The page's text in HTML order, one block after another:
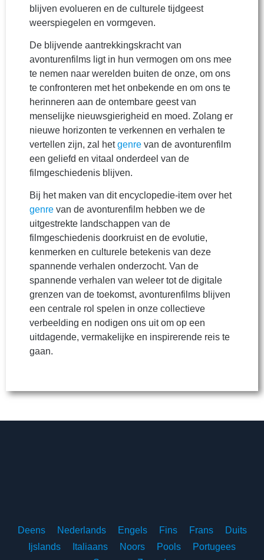
blijven evolueren en de culturele tijdgeest
weerspiegelen en vormgeven.
De blijvende aantrekkingskracht van
avonturenfilms ligt in hun vermogen om ons mee
te nemen naar werelden buiten de onze, om ons
te confronteren met het onbekende en om ons te
herinneren aan de ontembare geest van
menselijke nieuwsgierigheid en moed. Zolang er
nieuwe horizonten te verkennen en verhalen te
vertellen zijn, zal hetgenre van de avonturenfilm
een geliefd en vitaal onderdeel van de
filmgeschiedenis blijven.
Bij het maken van dit encyclopedie-item over het
genre van de avonturenfilm hebben we de
uitgestrekte landschappen van de
filmgeschiedenis doorkruist en de evolutie,
kenmerken en culturele betekenis van deze
spannende verhalen onderzocht. Van de
spannende verhalen van weleer tot de digitale
grenzen van de toekomst, avonturenfilms blijven
een centrale rol spelen in onze collectieve
verbeelding en nodigen ons uit om op een
uitdagende, vermakelijke en inspirerende reis te
gaan.
Deens Nederlands Engels Fins Frans
Duits
Ijslands
Italiaans Noors Pools
Portugees